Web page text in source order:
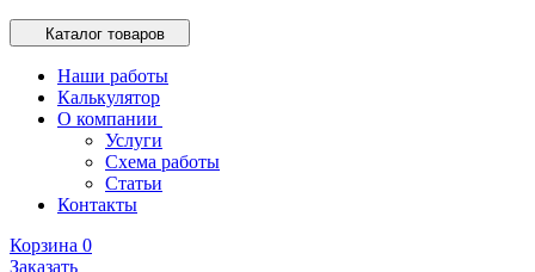
Каталог товаров
Наши работы
Калькулятор
О компании
Услуги
Схема работы
Статьи
Контакты
Корзина 0
Заказать